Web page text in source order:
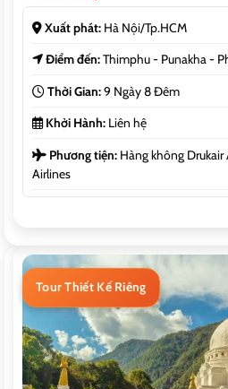
Xuất phát:Hà Nội/Tp.HCM
Điểm đến:Thimphu - Punakha -
Thời Gian:9 Ngày 8 Đêm
Khởi Hành:Liên hệ
Phương tiện:Hàng không Drukair
Airlines
Tour Thiết Kế Riêng